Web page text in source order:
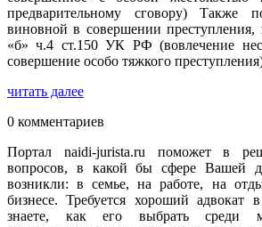
предварительному сговору) Также
виновной в совершении преступления,
«б» ч.4 ст.150 УК РФ (вовлечение
совершение особо тяжкого
читать далее
0 комментариев
Портал naidi-jurista.ru поможет в
вопросов, в какой бы сфере Вашей
возникли: в семье, на работе, на
бизнесе. Требуется хороший
знаете, как его выбрать среди